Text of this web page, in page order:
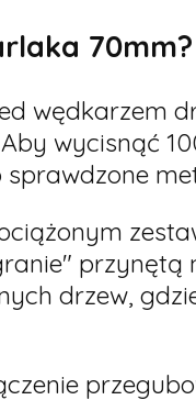
70mm?
wędkarzem
wycisnąć
przynętą
drzew,